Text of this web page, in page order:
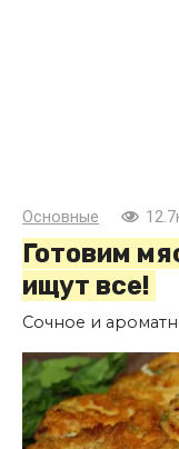
Основные
Готовим
ищут все!
Сочное и